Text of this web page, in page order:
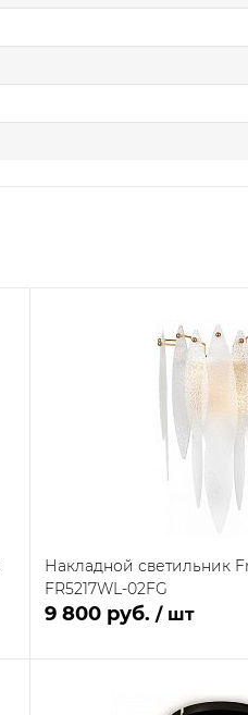
Накладной светильник
FR5217WL-02FG
9 800 руб. / шт
В